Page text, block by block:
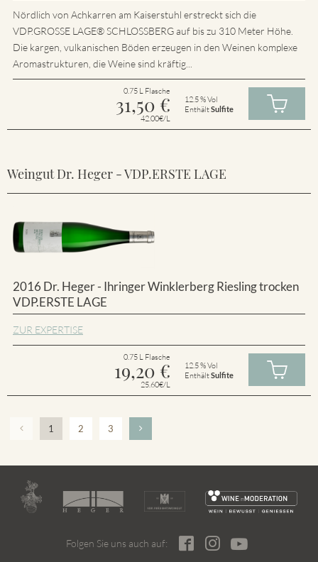
Nördlich von Achkarren am Kaiserstuhl erstreckt sich die
VDP.GROSSE LAGE® SCHLOSSBERG auf bis zu 310 Meter Höhe.
Die kargen, vulkanischen Böden erzeugen in den Weinen komplexe
Aromastrukturen, die Weine sind kräftig...
0.75 L Flasche
31,50 €
42.00€/L
12.5 % Vol
EnthältSulfite
Weingut Dr. Heger - VDP.ERSTE LAGE
2016 Dr. Heger - Ihringer Winklerberg Riesling trocken
VDP.ERSTE LAGE
ZUR EXPERTISE
0.75 L Flasche
19,20 €
25.60€/L
12.5 % Vol
EnthältSulfite
1 2 3
Folgen Sie uns auch auf: